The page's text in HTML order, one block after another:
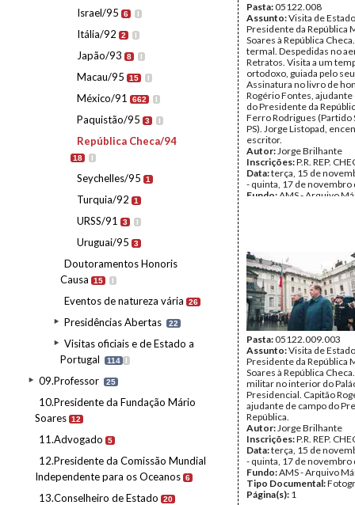
Israel/95 6 I
Itália/92 2 I
Japão/93 8 I
Macau/95 15 I
México/91 662 I
Paquistão/95 3 I
República Checa/94
18 I
Seychelles/95 1
Turquia/92 1
URSS/91 3 I
Uruguai/95 3
Doutoramentos Honoris
Causa
15 I
Eventos de natureza vária 26
Presidências Abertas 22
Visitas oficiais e de Estado a
Portugal
114 I
09.Professor 25
10.Presidente da Fundação Mário
Soares 12
11.Advogado 5
12.Presidente da Comissão Mundial
Independente para os Oceanos 6
13.Conselheiro de Estado 20
Pasta:05122.008
Assunto:Visita de
Presidente da República
Soares à República
termal. Despedidas no
Retratos. Visita a um
ortodoxo, guiada pelo
Assinatura no livro de
Rogério Fontes, ajudante
do Presidente da
Ferro Rodrigues (Partido
PS). Jorge Listopad,
escritor.
Autor:Jorge Brilhante
Inscrições:P.R. REP.
Data:terça, 15 de
- quinta, 17 de novembro
Fundo: AMS - Arquivo
Pasta:05122.009.003
Assunto:Visita de
Presidente da República
Soares à República
militar no interior do
Presidencial. Capitão
ajudante de campo do
República.
Autor:Jorge Brilhante
Inscrições:P.R. REP.
Data:terça, 15 de
- quinta, 17 de novembro
Fundo:AMS - Arquivo
Tipo Documental:
Página(s): 1